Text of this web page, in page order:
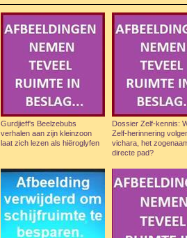
Gurdjieff's Beelzebubs
verhalen aan zijn kleinzoon
laat zich lezen als hiëroglyfen
Dossier Zelf-kennis:
Zelf-herinnering
vichara, het
directe pad?